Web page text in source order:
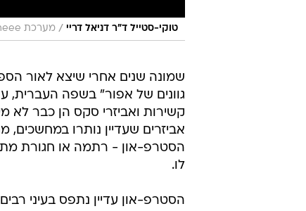
טוקי-סטייל ד"ר דניאל דריי / מערכת Sheee
שמונה שנים אחרי שיצא לאור
גוונים של אפור" בשפה העברית,
קשירות ואביזרי סקס הן כבר לא
אביזרים שעדיין נותרו
הסטרפ-און - רתמה או חגורת
לו.
הסטרפ-און עדיין נתפס בעיני